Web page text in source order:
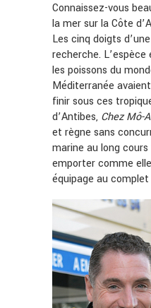
Connaissez-vous
la mer sur la Côte
Les cinq doigts
recherche.
les poissons du
Méditerranée
finir sous ces
d’Antibes, Chez Mô-
et règne sans
marine au long
emporter comme
équipage au